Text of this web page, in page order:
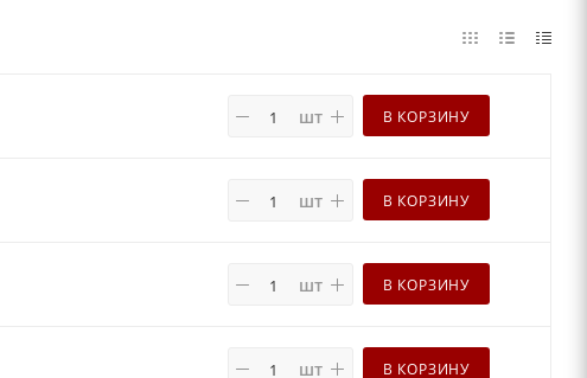
шт В КОРЗИНУ
шт В КОРЗИНУ
шт В КОРЗИНУ
шт В КОРЗИНУ